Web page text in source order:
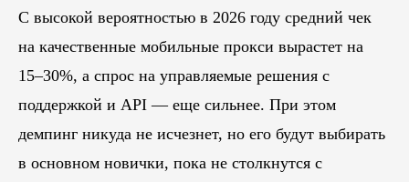
С высокой вероятностью в 2026 году средний чек
на качественные мобильные прокси вырастет на
15–30%, а спрос на управляемые решения с
поддержкой и API — еще сильнее. При этом
демпинг никуда не исчезнет, но его будут выбирать
в основном новички, пока не столкнутся с